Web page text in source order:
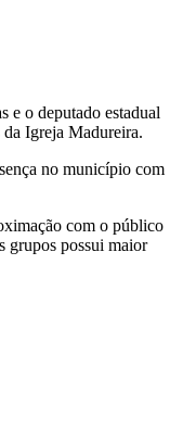
e o deputado estadual
Igreja Madureira.
no município com
com o público
grupos possui maior